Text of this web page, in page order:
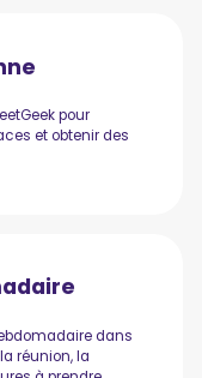
pour
et obtenir des
dans
réunion, la